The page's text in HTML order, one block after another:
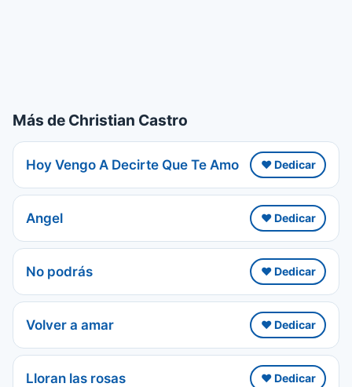
Más de Christian Castro
Hoy Vengo A Decirte Que Te Amo ❤️ Dedicar
Angel ❤️ Dedicar
No podrás ❤️ Dedicar
Volver a amar ❤️ Dedicar
Lloran las rosas ❤️ Dedicar